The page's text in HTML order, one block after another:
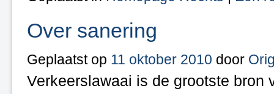
Over sanering
Geplaatst op 11 oktober 2010 door
Verkeerslawaai is de grootste bron